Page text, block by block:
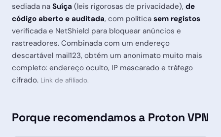
sediada na Suíça (leis rigorosas de privacidade), de
código aberto e auditada, com política sem registos
verificada e NetShield para bloquear anúncios e
rastreadores. Combinada com um endereço
descartável mail123, obtém um anonimato muito mais
completo: endereço oculto, IP mascarado e tráfego
cifrado. Link de afiliado.
Porque recomendamos a Proton VPN